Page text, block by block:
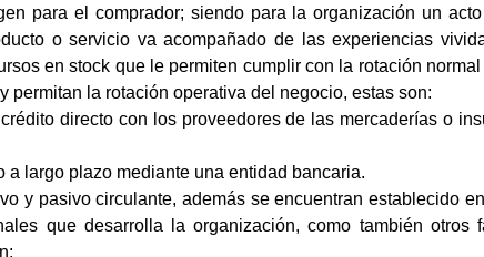
para el comprador; siendo para la organización un
o servicio va acompañado de las experiencias
en stock que le permiten cumplir con la rotación
la rotación operativa del negocio, estas son:
directo con los proveedores de las mercaderías o
largo plazo mediante una entidad bancaria.
y pasivo circulante, además se encuentran establecido
que desarrolla la organización, como también